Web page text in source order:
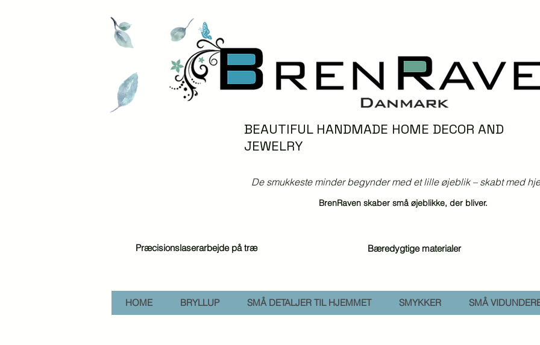
BEAUTIFUL HANDMADE HOME DECOR AND
JEWELRY
De smukkeste minder begynder med et lille øjeblik – skabt med
BrenRaven skaber små øjeblikke, der bliver.
Præcisionslaserarbejde på træ Bæredygtige materialer
HOME BRYLLUP SMÅ DETALJER TIL HJEMMET SMYKKER SMÅ